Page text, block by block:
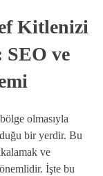
Kitlenizi
SEO ve
olmasıyla
bir yerdir. Bu
ve
İşte bu